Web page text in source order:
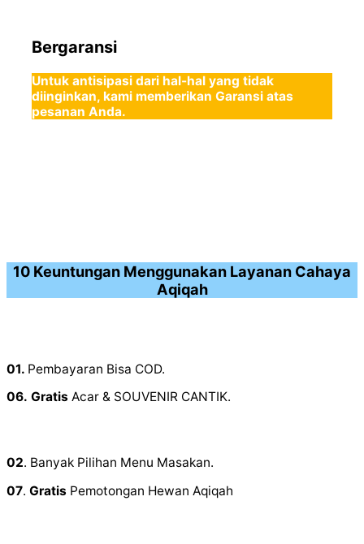
Bergaransi
Untuk antisipasi dari hal-hal yang tidak
diinginkan, kami memberikan Garansi atas
pesanan Anda.
10 Keuntungan Menggunakan Layanan Cahaya
Aqiqah
01. Pembayaran Bisa COD.
06. Gratis Acar & SOUVENIR CANTIK.
02. Banyak Pilihan Menu Masakan.
07. Gratis Pemotongan Hewan Aqiqah